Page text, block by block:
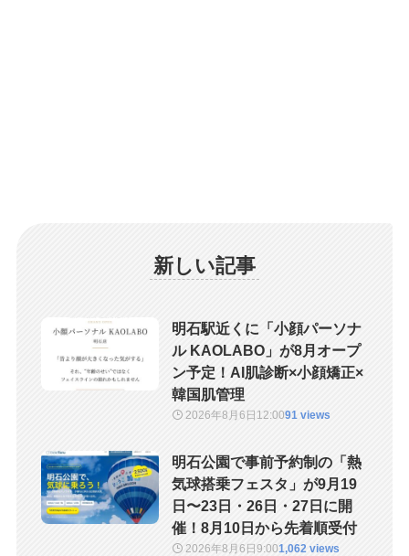
新しい記事
明石駅近くに「小顔パーソナ
ル KAOLABO」が8月オープ
ン予定！AI肌診断×小顔矯正×
韓国肌管理
2026年8月6日 12:0091 views
明石公園で事前予約制の「熱
気球搭乗フェスタ」が9月19
日〜23日・26日・27日に開
催！8月10日から先着順受付
2026年8月6日 9:001,062 views